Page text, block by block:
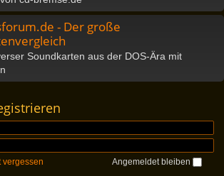
- Der große
Soundkarten aus der DOS-Ära mit
vergessen
Angemeldet bleiben